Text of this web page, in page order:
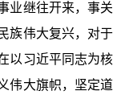
业继往开来，事关
族伟大复兴，对于
以习近平同志为核
伟大旗帜，坚定道